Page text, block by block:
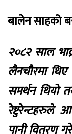
बालेन साहको
२०८२ साल
लैनचौरमा थिए
समर्थन थियो
रेष्टुरेन्टहरुले
पानी वितरण